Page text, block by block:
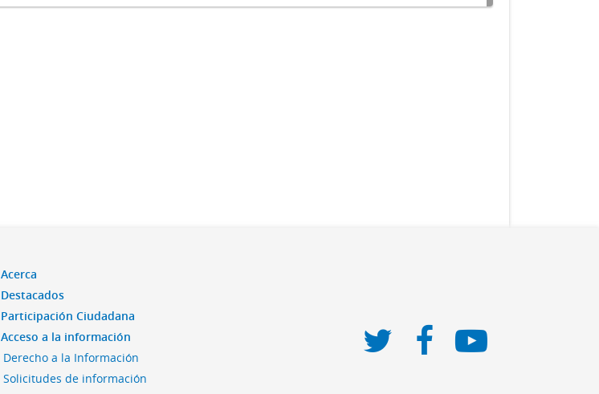
Acerca
Destacados
Participación Ciudadana
Acceso a la información
Derecho a la Información
Solicitudes de información